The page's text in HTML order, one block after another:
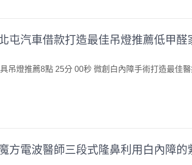
屯汽車借款打造最佳吊燈推薦低甲醛
吊燈推薦8點 25分 00秒 微創白內障手術打造最佳
方電波醫師三段式隆鼻利用白內障的